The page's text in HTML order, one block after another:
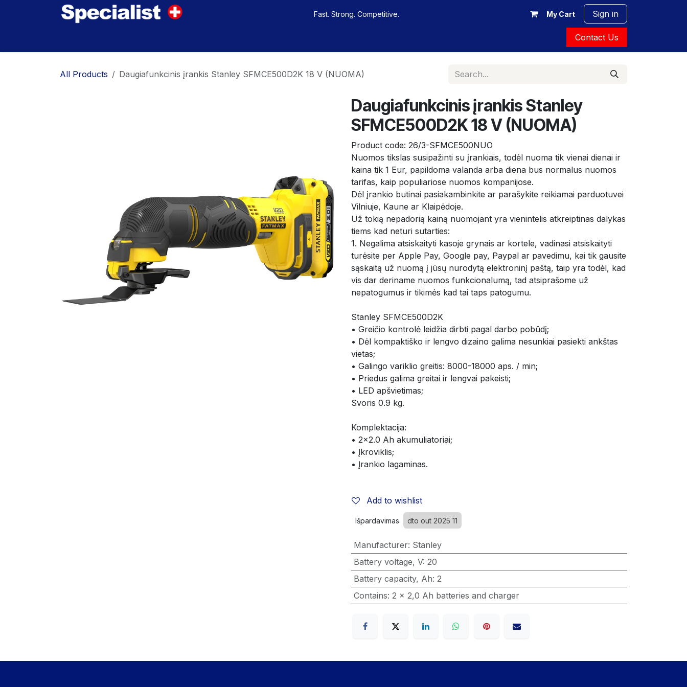
Fast. Strong. Competitive. My Cart Sign in
Contact Us
All Products Daugiafunkcinis įrankis Stanley SFMCE500D2K 18 V (NUOMA)
Daugiafunkcinis įrankis Stanley
SFMCE500D2K 18 V (NUOMA)
Product code: 26/3-SFMCE500NUO
Nuomos tikslas susipažinti su įrankiais, todėl nuoma tik vienai dienai ir
kaina tik 1 Eur, papildoma valanda arba diena bus normalus nuomos
tarifas, kaip populiariose nuomos kompanijose.
Dėl įrankio butinai pasiakambinkite ar parašykite reikiamai parduotuvei
Vilniuje, Kaune ar Klaipėdoje.
Už tokią nepadorią kainą nuomojant yra vienintelis atkreiptinas dalykas
tiems kad neturi sutarties:
1. Negalima atsiskaityti kasoje grynais ar kortele, vadinasi atsiskaityti
turėsite per Apple Pay, Google pay, Paypal ar pavedimu, kai tik gausite
sąskaitą už nuomą į jūsų nurodytą elektroninį paštą, taip yra todėl, kad
vis dar deriname nuomos funkcionalumą, tad atsiprašome už
nepatogumus ir tikimės kad tai taps patogumu.
Stanley SFMCE500D2K
• Greičio kontrolė leidžia dirbti pagal darbo pobūdį;
• Dėl kompaktiško ir lengvo dizaino galima nesunkiai pasiekti ankštas
vietas;
• Galingo variklio greitis: 8000-18000 aps. / min;
• Priedus galima greitai ir lengvai pakeisti;
• LED apšvietimas;
Svoris 0.9 kg.
Komplektacija:
• 2x2.0 Ah akumuliatoriai;
• Įkroviklis;
• Įrankio lagaminas.
Add to wishlist
Išpardavimas dto out 2025 11
Manufacturer: Stanley
Battery voltage, V: 20
Battery capacity, Ah: 2
Contains: 2 x 2,0 Ah batteries and charger